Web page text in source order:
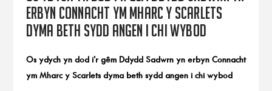
erbyn Connacht ym Mharc y Scarlets
dyma beth sydd angen i chi wybod
Os ydych yn dod i’r gêm Ddydd Sadwrn yn erbyn Connacht
ym Mharc y Scarlets dyma beth sydd angen i chi wybod